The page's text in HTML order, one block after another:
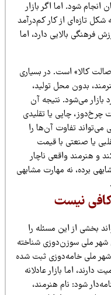
شود. اما اگر بازار
از کار کم‌درآمد
بالایی دارد، اما
است. در بسیاری
محل تولید،
می‌شود. نتیجه آن
چاپی یا تقلیدی
تفاوت آن‌ها را
صنعتی با قیمت
واقعی ناچار
نه مهارت مشابهی
نیست
از این مسئله را
سوزن‌دوزی شناخته
خامه‌دوزی ثبت شده
اما بازار عادلانه
نام هنرمند،